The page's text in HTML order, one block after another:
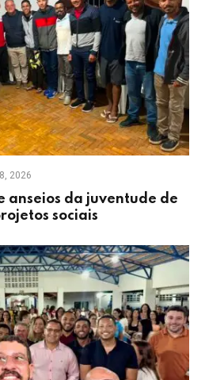
2026
anseios da juventude de
sociais